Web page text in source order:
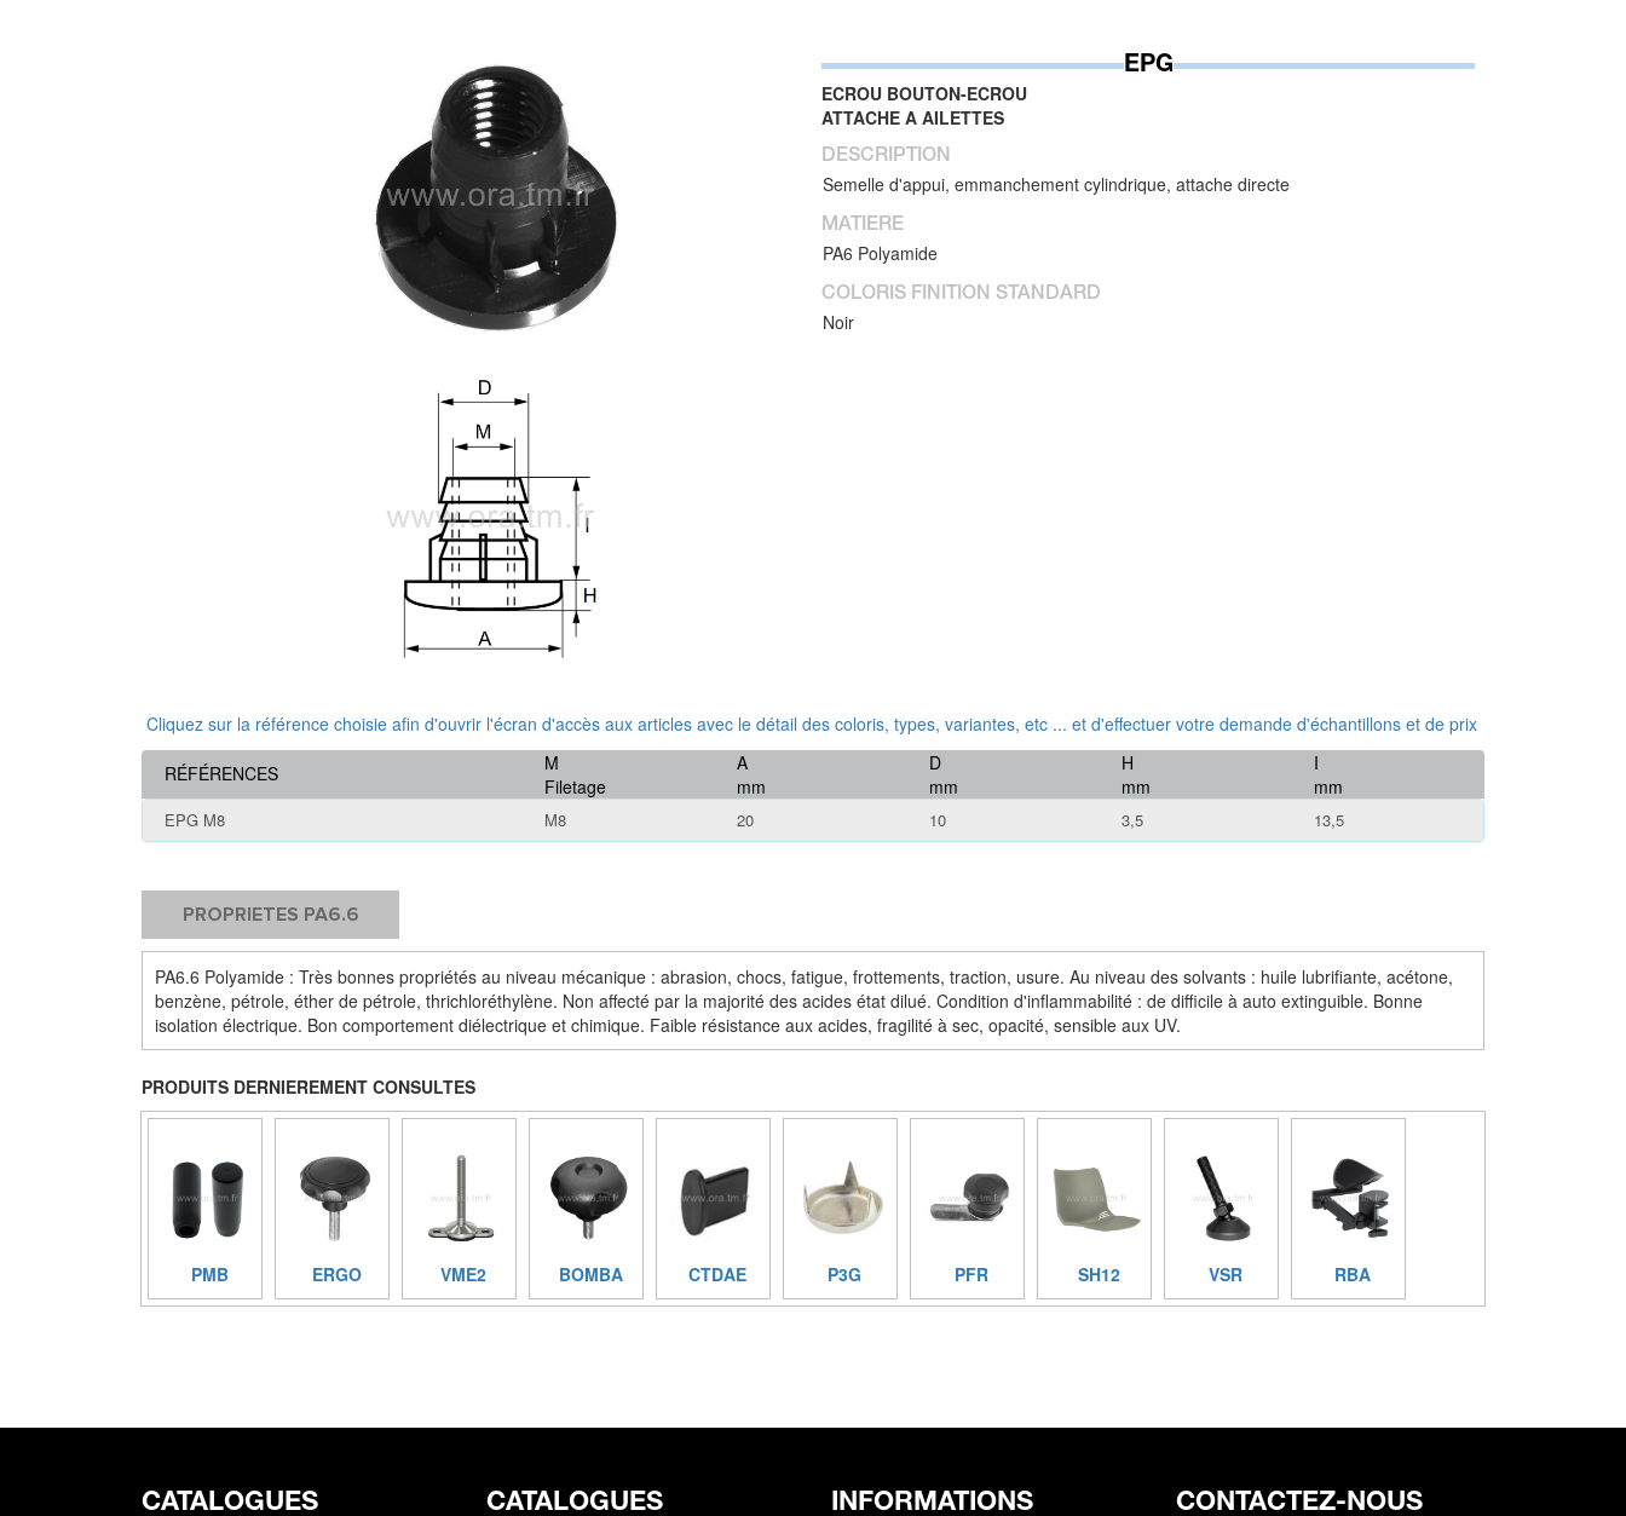
EPG
ECROU BOUTON-ECROU
ATTACHE A AILETTES
DESCRIPTION
Semelle d'appui, emmanchement cylindrique, attache directe
MATIERE
PA6 Polyamide
COLORIS FINITION STANDARD
Noir
Cliquez sur la référence choisie afin d'ouvrir l'écran d'accès aux articles avec le détail des coloris, types, variantes, etc ... et d'effectuer votre demande d'échantillons et de prix
RÉFÉRENCES
M
Filetage
A
mm
D
mm
H
mm
I
mm
EPG M8 M8 20 10 3,5 13,5
PROPRIETES PA6.6
PA6.6 Polyamide : Très bonnes propriétés au niveau mécanique : abrasion, chocs, fatigue, frottements, traction, usure. Au niveau des solvants : huile lubrifiante, acétone,
benzène, pétrole, éther de pétrole, thrichloréthylène. Non affecté par la majorité des acides état dilué. Condition d'inflammabilité : de difficile à auto extinguible. Bonne
isolation électrique. Bon comportement diélectrique et chimique. Faible résistance aux acides, fragilité à sec, opacité, sensible aux UV.
PRODUITS DERNIEREMENT CONSULTES
PMB ERGO VME2 BOMBA CTDAE P3G PFR SH12 VSR RBA
CATALOGUES CATALOGUES INFORMATIONS CONTACTEZ-NOUS